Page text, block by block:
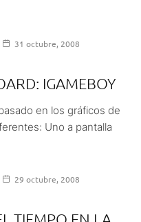
31 octubre, 2008
IGAMEBOY
en los gráficos de
Uno a pantalla
29 octubre, 2008
TIEMPO EN LA